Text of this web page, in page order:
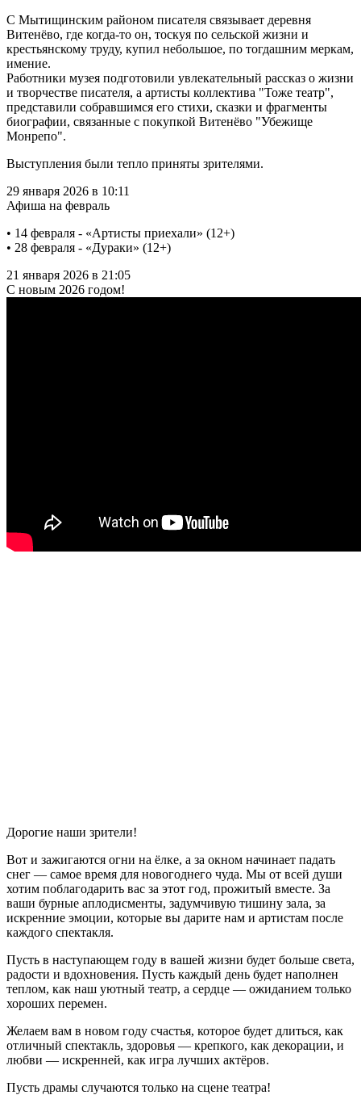
С Мытищинским районом писателя связывает деревня
Витенёво, где когда-то он, тоскуя по сельской жизни и
крестьянскому труду, купил небольшое, по тогдашним меркам,
имение.
Работники музея подготовили увлекательный рассказ о жизни
и творчестве писателя, а артисты коллектива "Тоже театр",
представили собравшимся его стихи, сказки и фрагменты
биографии, связанные с покупкой Витенёво "Убежище
Монрепо".
Выступления были тепло приняты зрителями.
29 января 2026 в 10:11
Афиша на февраль
• 14 февраля - «Артисты приехали» (12+)
• 28 февраля - «Дураки» (12+)
21 января 2026 в 21:05
С новым 2026 годом!
Дорогие наши зрители!
Вот и зажигаются огни на ёлке, а за окном начинает падать
снег — самое время для новогоднего чуда. Мы от всей души
хотим поблагодарить вас за этот год, прожитый вместе. За
ваши бурные аплодисменты, задумчивую тишину зала, за
искренние эмоции, которые вы дарите нам и артистам после
каждого спектакля.
Пусть в наступающем году в вашей жизни будет больше света,
радости и вдохновения. Пусть каждый день будет наполнен
теплом, как наш уютный театр, а сердце — ожиданием только
хороших перемен.
Желаем вам в новом году счастья, которое будет длиться, как
отличный спектакль, здоровья — крепкого, как декорации, и
любви — искренней, как игра лучших актёров.
Пусть драмы случаются только на сцене театра!